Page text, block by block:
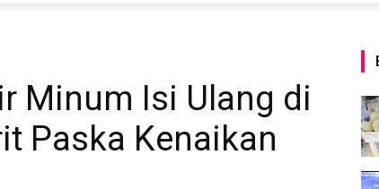
Minum Isi Ulang di
Paska Kenaikan